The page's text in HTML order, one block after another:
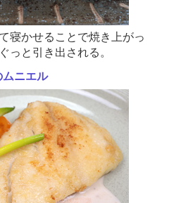
寝かせることで焼き上がっ
っと引き出される。
ニエル